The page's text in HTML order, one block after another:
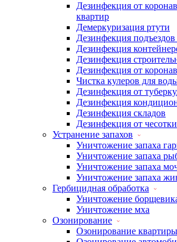
Дезинфекция от
квартир
Демеркуризация ртути
Дезинфекция подъездов
Дезинфекция
Дезинфекция
Дезинфекция от
Чистка кулеров для
Дезинфекция от
Дезинфекция
Дезинфекция складов
Дезинфекция от чесотки
Устранение запахов
Уничтожение запаха
Уничтожение запаха
Уничтожение запаха
Уничтожение запаха
Гербицидная обработка
Уничтожение
Уничтожение мха
Озонирование
Озонирование квартиры